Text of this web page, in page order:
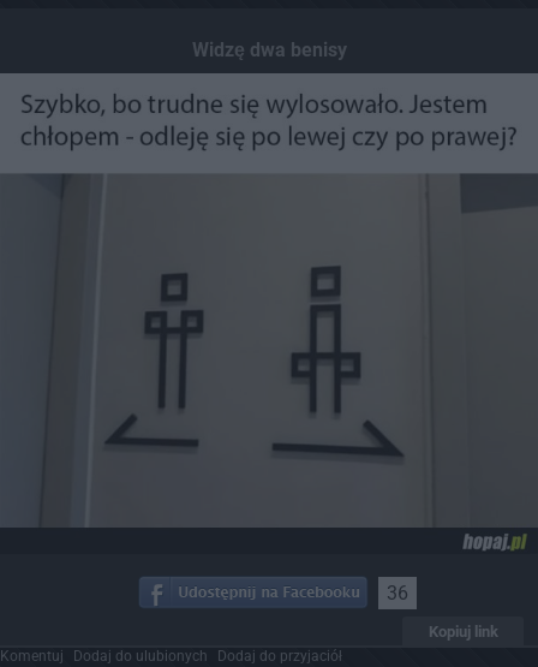
Widzę dwa benisy
36
Kopiuj link
Komentuj Dodaj do ulubionych Dodaj do przyjaciół